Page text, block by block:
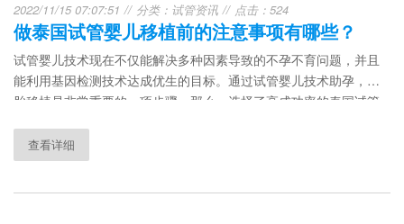
2022/11/15 07:07:51 分类： 试管资讯 点击：524
做泰国试管婴儿移植前的注意事项有哪些？
试管婴儿技术现在不仅能解决多种因素导致的不孕不育问题，并且
能利用基因检测技术达成优生的目标。通过试管婴儿技术助孕，胚
胎移植是非常重要的一项步骤。那么，选择了高成功率的泰国试管
查看详细